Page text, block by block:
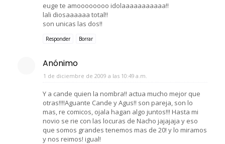
euge te amoooooooo idolaaaaaaaaaaa!!
lali diosaaaaaa total!!
son unicas las dos!!
Responder Borrar
Anónimo
1 de diciembre de 2009 a las 10:49 a.m.
Y a cande quien la nombra!! actua mucho mejor que
otras!!!!Aguante Cande y Agus!! son pareja, son lo
mas, re comicos, ojala hagan algo juntos!!! Hasta mi
novio se rie con las locuras de Nacho jajajaja y eso
que somos grandes tenemos mas de 20! y lo miramos
y nos reimos! igual!